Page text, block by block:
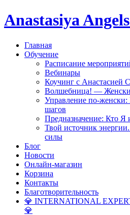
Anastasiya
Главная
Обучение
Расписание
Вебинары
Коучинг с Анастасией
Волшебница! —
Управление по-женски:
шагов
Предназначение: Кто Я
Твой источник
силы
Блог
Новости
Онлайн-магазин
Корзина
Контакты
Благотворительность
💎 INTERNATIONAL
💎